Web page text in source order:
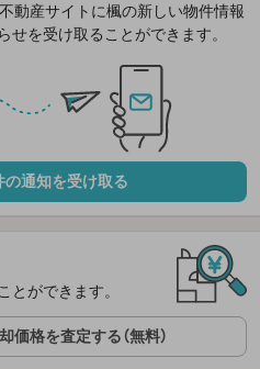
動産サイトに楓の新しい物件情報
せを受け取ることができます。
の通知を受け取る
とができます。
価格を査定する（無料）